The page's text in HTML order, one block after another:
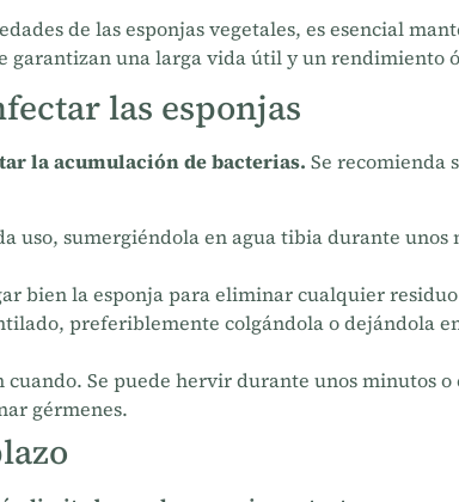
de las esponjas vegetales, es esencial
garantizan una larga vida útil y un rendimiento
las esponjas
la acumulación de bacterias. Se recomienda
uso, sumergiéndola en agua tibia durante
bien la esponja para eliminar cualquier
preferiblemente colgándola o dejándola
cuando. Se puede hervir durante unos minutos
gérmenes.